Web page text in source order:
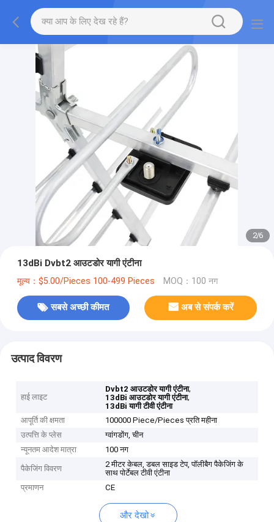
2/6
13dBi Dvbt2 आउटडोर यागी एंटीना
मूल्य：$5.00/Pieces 100-499 Pieces MOQ：100 नग
सबसे अच्छी कीमत अब से संपर्क करें
उत्पाद विवरण
हाई लाइट
Dvbt2 आउटडोर यागी एंटीना,
13dBi आउटडोर यागी एंटीना,
13dBi यागी टीवी एंटीना
आपूर्ति की क्षमता
100000 Piece/Pieces प्रति महीना
उत्पत्ति के प्लेस
ग्वांगडोंग, चीन
न्यूनतम आदेश मात्रा
100 नग
पैकेजिंग विवरण
2 मीटर केबल, डबल साइड टेप, पॉलीबैग पैकेजिंग के
साथ पोर्टेबल टीवी एंटीना
प्रमाणन
CE
और देखो